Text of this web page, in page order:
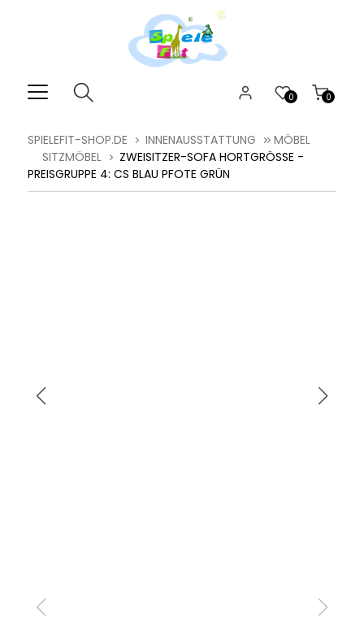
0
0
SPIELEFIT-SHOP.DE INNENAUSSTATTUNG
MÖBEL
SITZMÖBEL
ZWEISITZER-SOFA HORTGRÖSSE - P
REISGRUPPE 4: CS BLAU PFOTE GRÜN